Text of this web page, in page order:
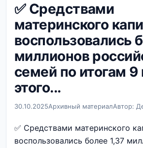
✅ Средствами
материнского
воспользовались
миллионов
семей по итогам
этого...
30.10.2025Архивный материалАвтор:
✅ Средствами материнского
воспользовались более 1,37